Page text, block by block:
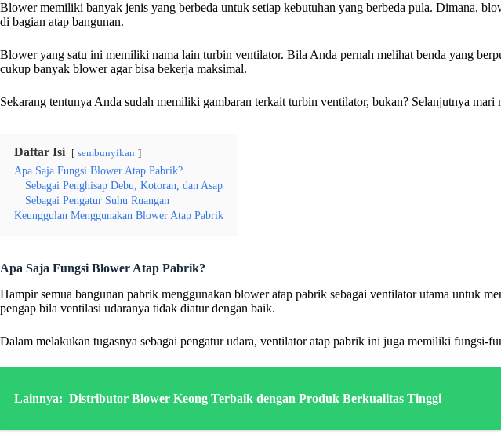
Blower memiliki banyak jenis yang berbeda untuk setiap kebutuhan yang berbeda pula. Dimana,
di bagian atap bangunan.
Blower yang satu ini memiliki nama lain turbin ventilator. Bila Anda pernah melihat benda yang
cukup banyak blower agar bisa bekerja maksimal.
Sekarang tentunya Anda sudah memiliki gambaran terkait turbin ventilator, bukan? Selanjutnya
Daftar Isi sembunyikan
Apa Saja Fungsi Blower Atap Pabrik?
Sebagai Penghisap Debu, Kotoran, dan Asap
Sebagai Pengatur Suhu Ruangan
Keunggulan Menggunakan Blower Atap Pabrik
Apa Saja Fungsi Blower Atap Pabrik?
Hampir semua bangunan pabrik menggunakan blower atap pabrik sebagai ventilator utama untuk
pengap bila ventilasi udaranya tidak diatur dengan baik.
Dalam melakukan tugasnya sebagai pengatur udara, ventilator atap pabrik ini juga memiliki fungsi-
Lainnya: Distributor Blower Keong Terbaik dengan Produk Berkualitas Tinggi